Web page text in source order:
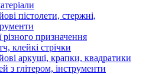
пістолети, стержні,
різного призначення
клейкі стрічки
аркуші, крапки, квадратики
з глітером, інструменти